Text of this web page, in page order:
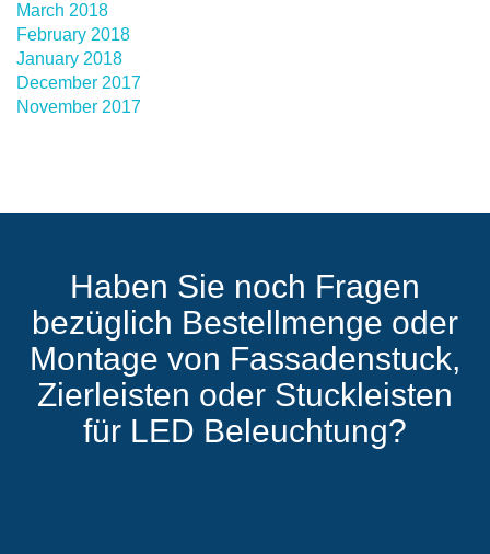
March 2018
February 2018
January 2018
December 2017
November 2017
Haben Sie noch Fragen
bezüglich Bestellmenge oder
Montage von Fassadenstuck,
Zierleisten oder Stuckleisten
für LED Beleuchtung?